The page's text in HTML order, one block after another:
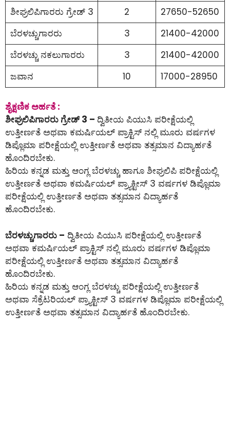
ಶೀಘ್ರಲಿಪಿಗಾರರು ಗ್ರೇಡ್ 3
2
27650-52650
ಬೆರಳಚ್ಚುಗಾರರು
3
21400-42000
ಬೆರಳಚ್ಚು ನಕಲುಗಾರರು
3
21400-42000
ಜವಾನ
10 17000-28950
ಶೈಕ್ಷಣಿಕ ಅರ್ಹತೆ :
ಶೀಘ್ರಲಿಪಿಗಾರರು ಗ್ರೇಡ್ 3 – ದ್ವಿತೀಯ ಪಿಯುಸಿ ಪರೀಕ್ಷೆಯಲ್ಲಿ
ಉತ್ತೀರ್ಣತೆ ಅಥವಾ ಕಮರ್ಷಿಯಲ್ ಪ್ರಾಕ್ಟಿಸ್ ನಲ್ಲಿ ಮೂರು ವರ್ಷಗಳ
ಡಿಪ್ಲೊಮಾ ಪರೀಕ್ಷೆಯಲ್ಲಿ ಉತ್ತೀರ್ಣತೆ ಅಥವಾ ತತ್ಸಮಾನ ವಿದ್ಯಾರ್ಹತೆ
ಹೊಂದಿರಬೇಕು.
ಹಿರಿಯ ಕನ್ನಡ ಮತ್ತು ಆಂಗ್ಲ ಬೆರಳಚ್ಚು ಹಾಗೂ ಶೀಘ್ರಲಿಪಿ ಪರೀಕ್ಷೆಯಲ್ಲಿ
ಉತ್ತೀರ್ಣತೆ ಅಥವಾ ಕಮರ್ಷಿಯಲ್ ಪ್ರ್ಯಾಕ್ಟೀಸ್ 3 ವರ್ಷಗಳ ಡಿಪ್ಲೊಮಾ
ಪರೀಕ್ಷೆಯಲ್ಲಿ ಉತ್ತೀರ್ಣತೆ ಅಥವಾ ತತ್ಸಮಾನ ವಿದ್ಯಾರ್ಹತೆ
ಹೊಂದಿರಬೇಕು.
ಬೆರಳಚ್ಚುಗಾರರು – ದ್ವಿತೀಯ ಪಿಯುಸಿ ಪರೀಕ್ಷೆಯಲ್ಲಿ ಉತ್ತೀರ್ಣತೆ
ಅಥವಾ ಕಮರ್ಷಿಯಲ್ ಪ್ರಾಕ್ಟಿಸ್ ನಲ್ಲಿ ಮೂರು ವರ್ಷಗಳ ಡಿಪ್ಲೊಮಾ
ಪರೀಕ್ಷೆಯಲ್ಲಿ ಉತ್ತೀರ್ಣತೆ ಅಥವಾ ತತ್ಸಮಾನ ವಿದ್ಯಾರ್ಹತೆ
ಹೊಂದಿರಬೇಕು.
ಹಿರಿಯ ಕನ್ನಡ ಮತ್ತು ಆಂಗ್ಲ ಬೆರಳಚ್ಚು ಪರೀಕ್ಷೆಯಲ್ಲಿ ಉತ್ತೀರ್ಣತೆ
ಅಥವಾ ಸೆಕ್ರೆಟರಿಯಲ್ ಪ್ರ್ಯಾಕ್ಟೀಸ್ 3 ವರ್ಷಗಳ ಡಿಪ್ಲೊಮಾ ಪರೀಕ್ಷೆಯಲ್ಲಿ
ಉತ್ತೀರ್ಣತೆ ಅಥವಾ ತತ್ಸಮಾನ ವಿದ್ಯಾರ್ಹತೆ ಹೊಂದಿರಬೇಕು.